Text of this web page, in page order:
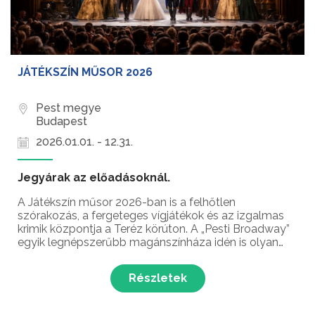
JÁTÉKSZÍN MŰSOR 2026
Pest megye
Budapest
2026.01.01. - 12.31.
Jegyárak az előadásoknál.
A Játékszín műsor 2026-ban is a felhőtlen
szórakozás, a fergeteges vígjátékok és az izgalmas
krimik központja a Teréz körúton. A „Pesti Broadway”
egyik legnépszerűbb magánszínháza idén is olyan
garantálják a kikapcsolódást és a nevetést. Legyen
Részletek